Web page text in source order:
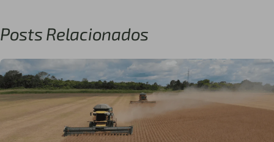
Posts Relacionados